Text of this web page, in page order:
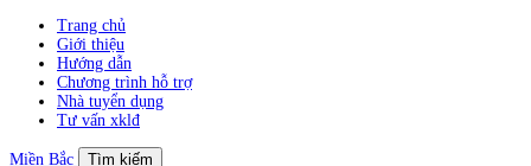
Trang chủ
Giới thiệu
Hướng dẫn
Chương trình hỗ trợ
Nhà tuyển dụng
Tư vấn xklđ
Miền Bắc
Tìm kiếm